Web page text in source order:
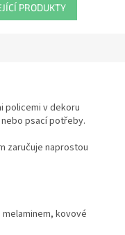
PRODUKTY
policemi v dekoru
psací potřeby.
zaručuje naprostou
kovové